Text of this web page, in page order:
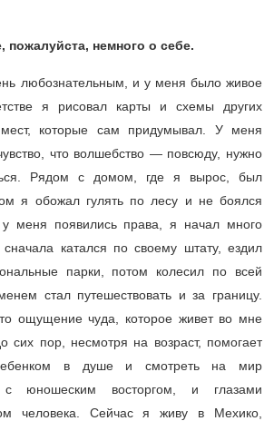
пожалуйста, немного о себе.
любознательным, и у меня было живое
я рисовал карты и схемы других
которые сам придумывал. У меня
что волшебство — повсюду, нужно
Рядом с домом, где я вырос, был
я обожал гулять по лесу и не боялся
у меня появились права, я начал много
катался по своему штату, ездил
парки, потом колесил по всей
стал путешествовать и за границу.
ощущение чуда, которое живет во мне
сих пор, несмотря на возраст, помогает
в душе и смотреть на мир
юношеским восторгом, и глазами
человека. Сейчас я живу в Мехико,